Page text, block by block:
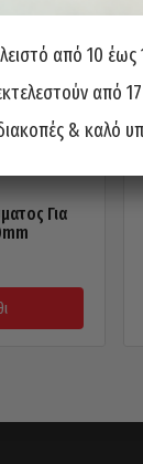
Για
από 10 έως
από
& καλό